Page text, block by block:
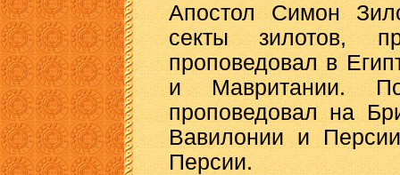
Апостол Симон
секты зилотов,
проповедовал в
и Мавритании.
проповедовал на
Вавилонии и
Персии.